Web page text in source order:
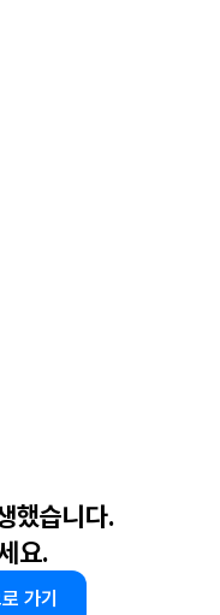
했습니다.
요.
가기